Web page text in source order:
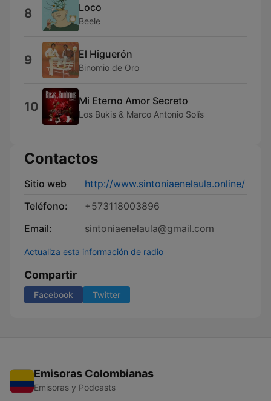
8 Loco
Beele
9 El Higuerón
Binomio de Oro
10 Mi Eterno Amor Secreto
Los Bukis & Marco Antonio Solís
Contactos
Sitio web
http://www.sintoniaenelaula.online/
Teléfono:
+573118003896
Email:
sintoniaenelaula@gmail.com
Actualiza esta información de radio
Compartir
Facebook Twitter
Emisoras Colombianas
Emisoras y Podcasts